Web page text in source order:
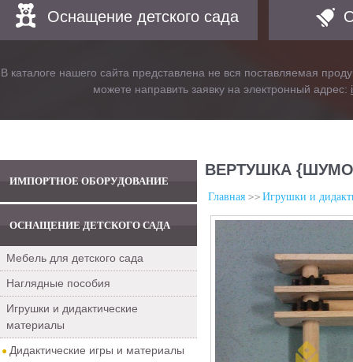
Оснащение детского сада
В каталоге нашего сайта представлена не вся поставляемая
можете направить заявку на электронный адрес:
ИМПОРТНОЕ ОБОРУДОВАНИЕ
ОСНАЩЕНИЕ ДЕТСКОГО САДА
Мебель для детского сада
Наглядные пособия
Игрушки и дидактические
материалы
Дидактические игры и материалы
ВЕРТУШКА
Главная Игрушки и